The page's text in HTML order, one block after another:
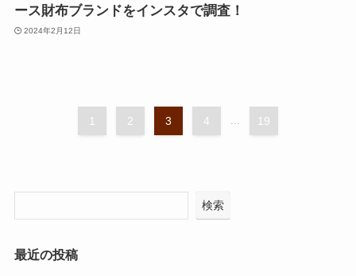
ース財布ブランドをインスタで調査！
2024年2月12日
1 2 3 4 ... 19
検索
最近の投稿